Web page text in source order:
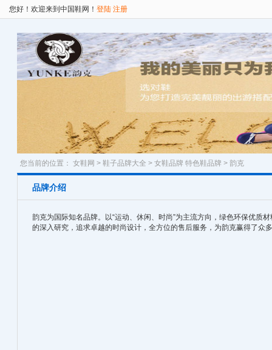
您好！欢迎来到中国鞋网！ 登陆 注册
您当前的位置： 女鞋网 > 鞋子品牌大全 > 女鞋品牌 特色鞋品牌 > 韵克
品牌介绍
韵克为国际知名品牌。以“运动、休闲、时尚”为主流方向，绿色环保优质
的深入研究，追求卓越的时尚设计，全方位的售后服务，为韵克赢得了众